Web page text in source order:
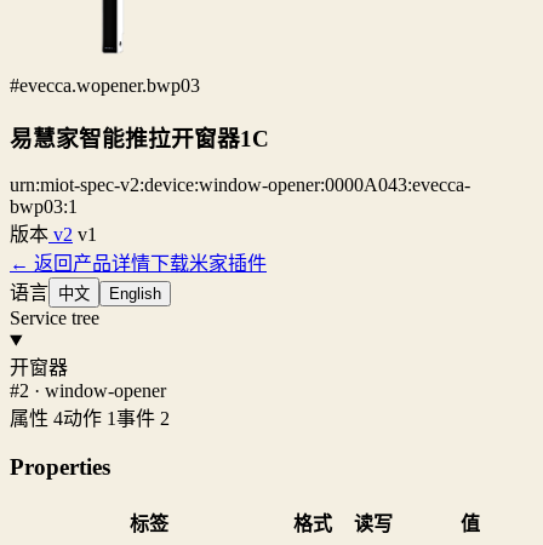
#evecca.wopener.bwp03
易慧家智能推拉开窗器1C
urn:miot-spec-v2:device:window-opener:0000A043:evecca-
bwp03:1
版本 v2 v1
← 返回产品详情下载米家插件
语言 中文 English
Service tree
开窗器
#2 · window-opener
属性 4动作 1事件 2
Properties
标签 格式 读写
值